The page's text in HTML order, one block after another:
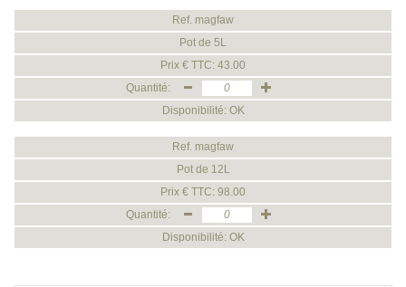
Ref. magfaw
Pot de 5L
Prix € TTC: 43.00
Quantité:
Disponibilité: OK
Ref. magfaw
Pot de 12L
Prix € TTC: 98.00
Quantité:
Disponibilité: OK